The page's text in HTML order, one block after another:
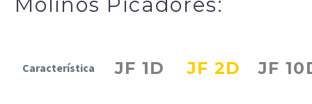
Característica JF 1D JF 2D JF